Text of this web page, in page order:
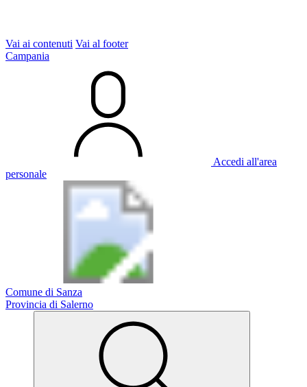
Vai ai contenuti Vai al footer
Campania
Accedi all'area
personale
Comune di Sanza
Provincia di Salerno